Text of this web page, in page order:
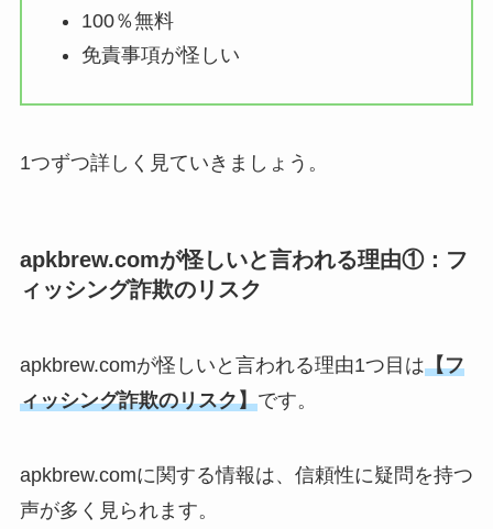
100％無料
免責事項が怪しい
1つずつ詳しく見ていきましょう。
apkbrew.comが怪しいと言われる理由①： フ
ィッシング詐欺のリスク
apkbrew.comが怪しいと言われる理由1つ目は【フ
ィッシング詐欺のリスク】です。
apkbrew.comに関する情報は、信頼性に疑問を持つ
声が多く見られます。